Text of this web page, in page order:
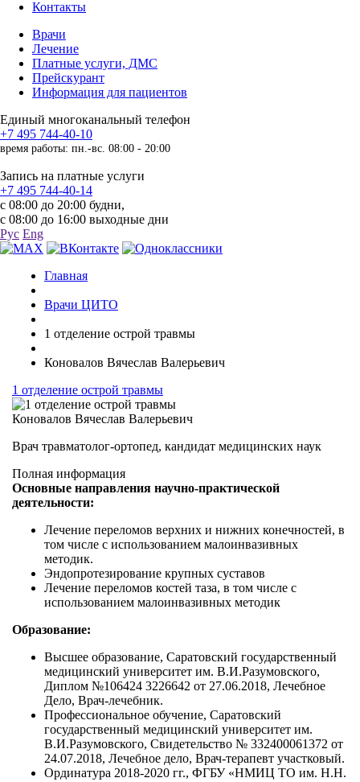
Контакты
Врачи
Лечение
Платные услуги, ДМС
Прейскурант
Информация для пациентов
Единый многоканальный телефон
+7 495 744-40-10
время работы: пн.-вс. 08:00 - 20:00
Запись на платные услуги
+7 495 744-40-14
с 08:00 до 20:00 будни,
с 08:00 до 16:00 выходные дни
Рус Eng
Главная
Врачи ЦИТО
1 отделение острой травмы
Коновалов Вячеслав Валерьевич
1 отделение острой травмы
Коновалов Вячеслав Валерьевич
Врач травматолог-ортопед, кандидат медицинских наук
Полная информация
Основные направления научно-практической
деятельности:
Лечение переломов верхних и нижних конечностей, в
том числе с использованием малоинвазивных
методик.
Эндопротезирование крупных суставов
Лечение переломов костей таза, в том числе с
использованием малоинвазивных методик
Образование:
Высшее образование, Саратовский государственный
медицинский университет им. В.И.Разумовского,
Диплом №106424 3226642 от 27.06.2018, Лечебное
Дело, Врач-лечебник.
Профессиональное обучение, Саратовский
государственный медицинский университет им.
В.И.Разумовского, Свидетельство № 332400061372 от
24.07.2018, Лечебное дело, Врач-терапевт участковый.
Ординатура 2018-2020 гг., ФГБУ «НМИЦ ТО им. Н.Н.